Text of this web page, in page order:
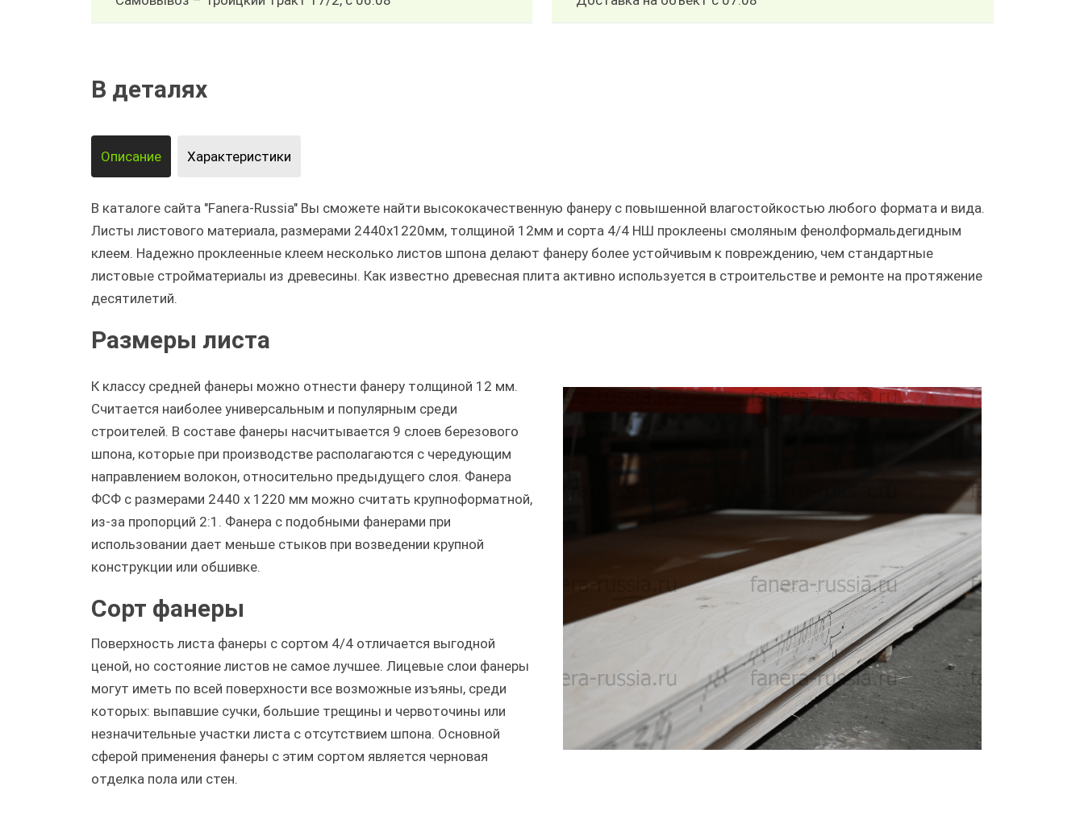
В деталях
Описание Характеристики
В каталоге сайта "Fanera-Russia" Вы сможете найти высококачественную фанеру с повышенной влагостойкостью любого формата и вида.
Листы листового материала, размерами 2440х1220мм, толщиной 12мм и сорта 4/4 НШ проклеены смоляным фенолформальдегидным
клеем. Надежно проклеенные клеем несколько листов шпона делают фанеру более устойчивым к повреждению, чем стандартные
листовые стройматериалы из древесины. Как известно древесная плита активно используется в строительстве и ремонте на протяжение
десятилетий.
Размеры листа
К классу средней фанеры можно отнести фанеру толщиной 12 мм.
Считается наиболее универсальным и популярным среди
строителей. В составе фанеры насчитывается 9 слоев березового
шпона, которые при производстве располагаются с чередующим
направлением волокон, относительно предыдущего слоя. Фанера
ФСФ с размерами 2440 х 1220 мм можно считать крупноформатной,
из-за пропорций 2:1. Фанера с подобными фанерами при
использовании дает меньше стыков при возведении крупной
конструкции или обшивке.
Сорт фанеры
Поверхность листа фанеры с сортом 4/4 отличается выгодной
ценой, но состояние листов не самое лучшее. Лицевые слои фанеры
могут иметь по всей поверхности все возможные изъяны, среди
которых: выпавшие сучки, большие трещины и червоточины или
незначительные участки листа с отсутствием шпона. Основной
сферой применения фанеры с этим сортом является черновая
отделка пола или стен.